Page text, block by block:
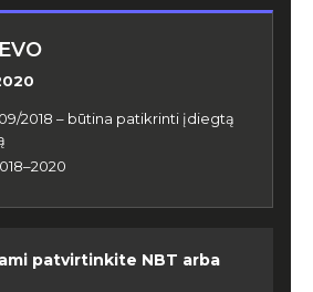
2018 – būtina patikrinti įdiegtą
patvirtinkite NBT arba